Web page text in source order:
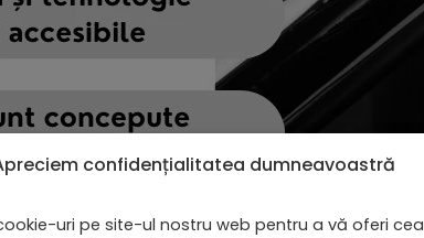
confidențialitatea dumneavoastră
uri pe site-ul nostru web pentru a vă oferi cea